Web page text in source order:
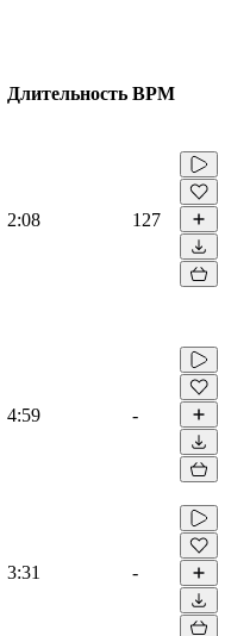
Длительность BPM
2:08 127
4:59 -
3:31 -